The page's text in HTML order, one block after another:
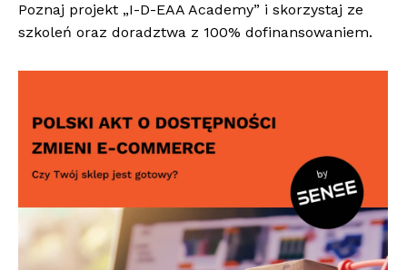
Poznaj projekt „I-D-EAA Academy” i skorzystaj ze
szkoleń oraz doradztwa z 100% dofinansowaniem.